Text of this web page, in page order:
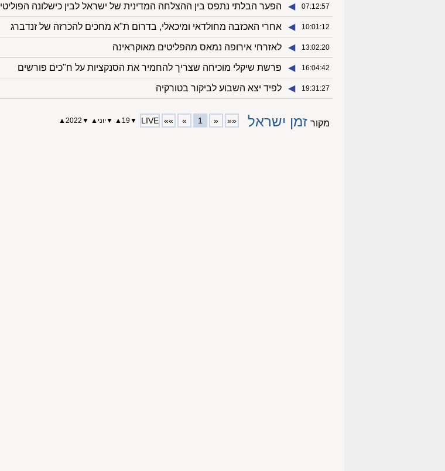
07:12:57
◀︎ הפער הבלתי נתפס בין ההצלחה המדינית של ישראל לבין כישלונה הפוליטי
10:01:12
◀︎ אחרי האכזבה מחולדאי ומיכאלי, בדרום ת"א מחכים להכרזה של זנדברג
13:02:20
◀︎ לאזרחי אירופה נמאס מהפליטים מאוקראינה
16:04:42
◀︎ פרשת שיקלי מוכיחה שצריך להחמיר את הסנקציות על ח"כים פורשים
19:31:27
◀︎ לפיד יצא השבוע לביקור בטורקיה
מקור זמן ישראל ««
«
1
»
»»
LIVE
▼
19
▲
▼יוני ▲
▼
2022
▲